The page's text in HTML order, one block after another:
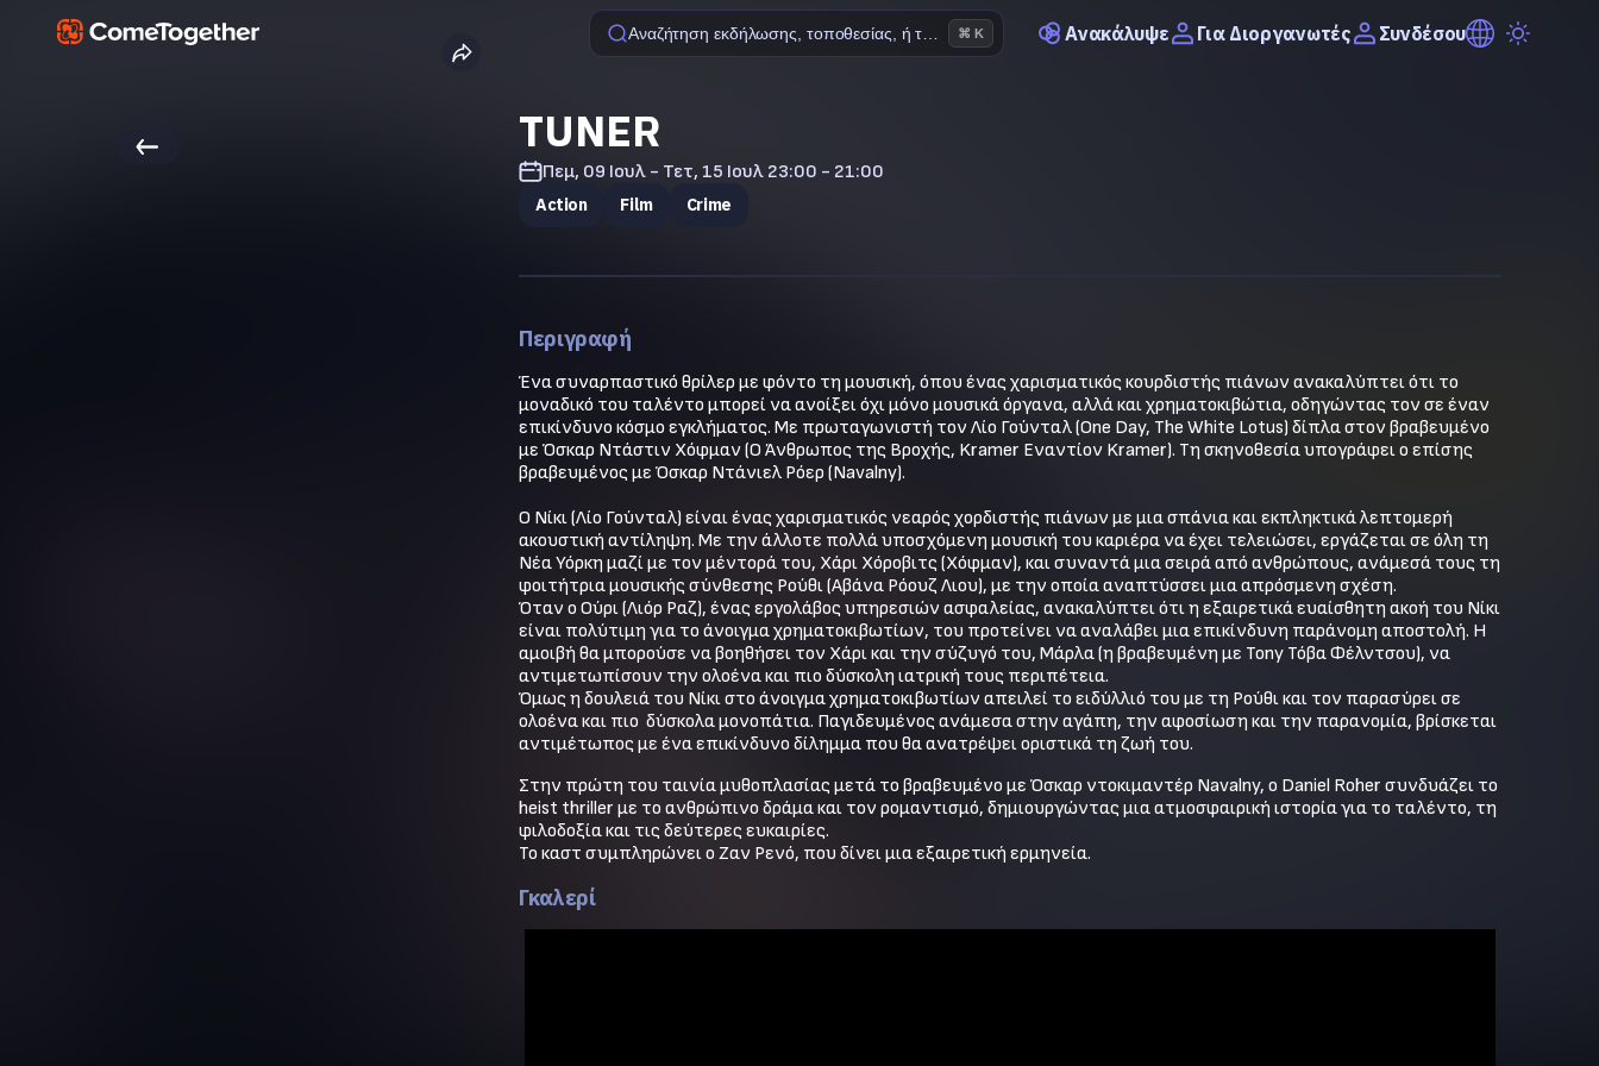
Αναζήτηση εκδήλωσης, τοποθεσίας, ή ταινίας⌘ K Ανακάλυψε Για Διοργανωτές Συνδέσου
TUNER
Πεμ, 09 Ιουλ - Τετ, 15 Ιουλ 23:00 - 21:00
Action Film Crime
Περιγραφή
Ένα συναρπαστικό θρίλερ με φόντο τη μουσική, όπου ένας χαρισματικός κουρδιστής πιάνων ανακαλύπτει ότι το
μοναδικό του ταλέντο μπορεί να ανοίξει όχι μόνο μουσικά όργανα, αλλά και χρηματοκιβώτια, οδηγώντας τον σε έναν
επικίνδυνο κόσμο εγκλήματος. Με πρωταγωνιστή τον Λίο Γούνταλ (One Day, The White Lotus) δίπλα στον βραβευμένο
με Όσκαρ Ντάστιν Χόφμαν (Ο Άνθρωπος της Βροχής, Kramer Εναντίον Kramer). Τη σκηνοθεσία υπογράφει ο επίσης
βραβευμένος με Όσκαρ Ντάνιελ Ρόερ (Navalny).
Ο Νίκι (Λίο Γούνταλ) είναι ένας χαρισματικός νεαρός χορδιστής πιάνων με μια σπάνια και εκπληκτικά λεπτομερή
ακουστική αντίληψη. Με την άλλοτε πολλά υποσχόμενη μουσική του καριέρα να έχει τελειώσει, εργάζεται σε όλη τη
Νέα Υόρκη μαζί με τον μέντορά του, Χάρι Χόροβιτς (Χόφμαν), και συναντά μια σειρά από ανθρώπους, ανάμεσά τους τη
φοιτήτρια μουσικής σύνθεσης Ρούθι (Αβάνα Ρόουζ Λιου), με την οποία αναπτύσσει μια απρόσμενη σχέση.
Όταν ο Ούρι (Λιόρ Ραζ), ένας εργολάβος υπηρεσιών ασφαλείας, ανακαλύπτει ότι η εξαιρετικά ευαίσθητη ακοή του Νίκι
είναι πολύτιμη για το άνοιγμα χρηματοκιβωτίων, του προτείνει να αναλάβει μια επικίνδυνη παράνομη αποστολή. Η
αμοιβή θα μπορούσε να βοηθήσει τον Χάρι και την σύζυγό του, Μάρλα (η βραβευμένη με Tony Τόβα Φέλντσου), να
αντιμετωπίσουν την ολοένα και πιο δύσκολη ιατρική τους περιπέτεια.
Όμως η δουλειά του Νίκι στο άνοιγμα χρηματοκιβωτίων απειλεί το ειδύλλιό του με τη Ρούθι και τον παρασύρει σε
ολοένα και πιο  δύσκολα μονοπάτια. Παγιδευμένος ανάμεσα στην αγάπη, την αφοσίωση και την παρανομία, βρίσκεται
αντιμέτωπος με ένα επικίνδυνο δίλημμα που θα ανατρέψει οριστικά τη ζωή του.
Στην πρώτη του ταινία μυθοπλασίας μετά το βραβευμένο με Όσκαρ ντοκιμαντέρ Navalny, ο Daniel Roher συνδυάζει το
heist thriller με το ανθρώπινο δράμα και τον ρομαντισμό, δημιουργώντας μια ατμοσφαιρική ιστορία για το ταλέντο, τη
φιλοδοξία και τις δεύτερες ευκαιρίες.
Το καστ συμπληρώνει ο Ζαν Ρενό, που δίνει μια εξαιρετική ερμηνεία.
Γκαλερί